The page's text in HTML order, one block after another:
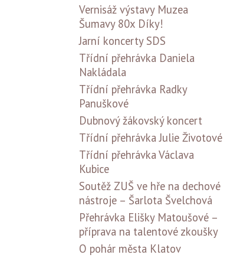
Vernisáž výstavy Muzea
Šumavy 80x Díky!
Jarní koncerty SDS
Třídní přehrávka Daniela
Nakládala
Třídní přehrávka Radky
Panuškové
Dubnový žákovský koncert
Třídní přehrávka Julie Životové
Třídní přehrávka Václava
Kubice
Soutěž ZUŠ ve hře na dechové
nástroje – Šarlota Švelchová
Přehrávka Elišky Matoušové –
příprava na talentové zkoušky
O pohár města Klatov